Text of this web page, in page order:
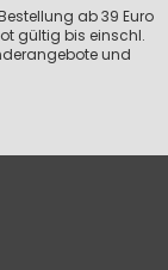
ab 39 Euro
gültig bis einschl.
und